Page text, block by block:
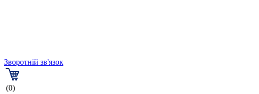
Зворотній зв'язок
(0)